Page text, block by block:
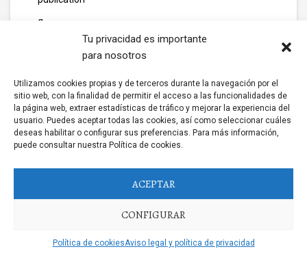
Tu privacidad es importante
para nosotros
Utilizamos cookies propias y de terceros durante la navegación por el
sitio web, con la finalidad de permitir el acceso a las funcionalidades de
la página web, extraer estadísticas de tráfico y mejorar la experiencia del
usuario. Puedes aceptar todas las cookies, así como seleccionar cuáles
deseas habilitar o configurar sus preferencias. Para más información,
puede consultar nuestra Política de cookies.
ACEPTAR
CONFIGURAR
Política de cookiesAviso legal y política de privacidad
q
reviews
ru6405_fen702190x4
sahel.org.uk
stnicholascommunitycentre.co.uk